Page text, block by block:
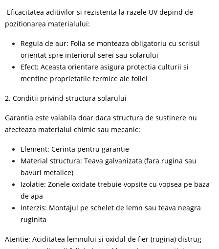
Eficacitatea aditivilor si rezistenta la razele UV depind de
pozitionarea materialului:
Regula de aur: Folia se monteaza obligatoriu cu scrisul
orientat spre interiorul serei sau solarului
Efect: Aceasta orientare asigura protectia culturii si
mentine proprietatile termice ale foliei
2. Conditii privind structura solarului
Garantia este valabila doar daca structura de sustinere nu
afecteaza materialul chimic sau mecanic:
Element: Cerinta pentru garantie
Material structura: Teava galvanizata (fara rugina sau
bavuri metalice)
Izolatie: Zonele oxidate trebuie vopsite cu vopsea pe baza
de apa
Interzis: Montajul pe schelet de lemn sau teava neagra
ruginita
Atentie: Aciditatea lemnului si oxidul de fier (rugina) distrug